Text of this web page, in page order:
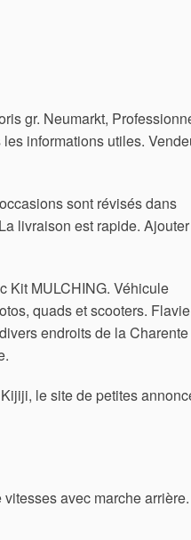
gr. Neumarkt,
informations utiles.
sont révisés dans
livraison est rapide. Ajouter
Kit MULCHING. Véhicule
quads et scooters.
endroits de la Charente
le site de petites
avec marche arrière.